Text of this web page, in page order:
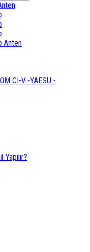
Anten
CI-V -YAESU -
Yapılır?